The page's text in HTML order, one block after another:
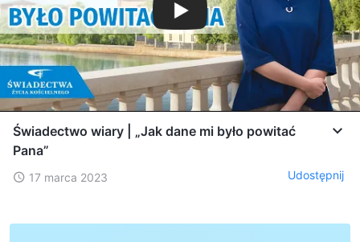
Świadectwo wiary | „Jak dane mi było powitać
Pana”
17 marca 2023 Udostępnij